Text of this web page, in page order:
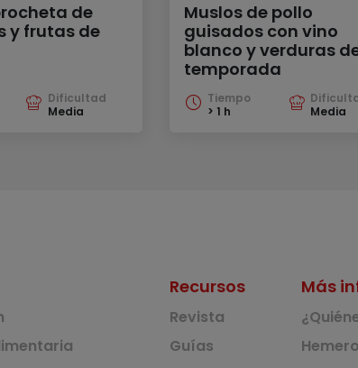
de
y frutas de
Dificultad
Media
Muslos de pollo
guisados con vino
blanco y verduras
temporada
Tiempo
> 1 h
Media
Recursos
Revista
Guías
Más